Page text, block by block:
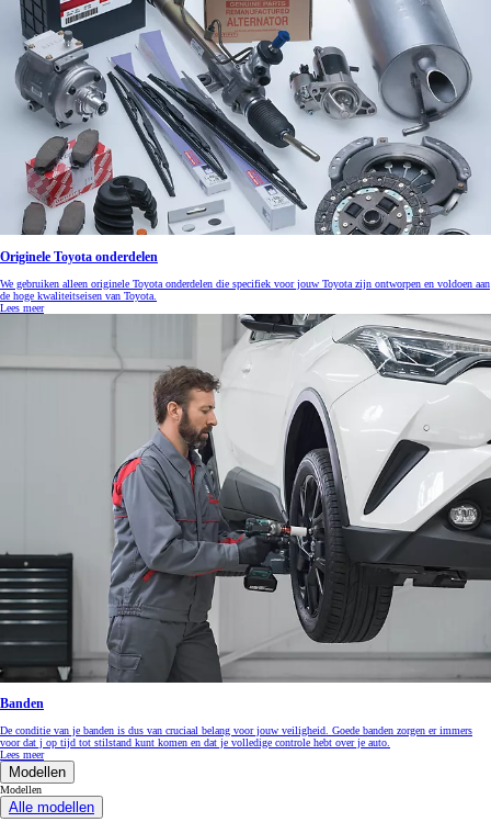
Originele Toyota onderdelen
We gebruiken alleen originele Toyota onderdelen die specifiek voor jouw Toyota zijn ontworpen en voldoen aan
de hoge kwaliteitseisen van Toyota.
Lees meer
Banden
De conditie van je banden is dus van cruciaal belang voor jouw veiligheid. Goede banden zorgen er immers
voor dat j op tijd tot stilstand kunt komen en dat je volledige controle hebt over je auto.
Lees meer
Modellen
Modellen
Alle modellen